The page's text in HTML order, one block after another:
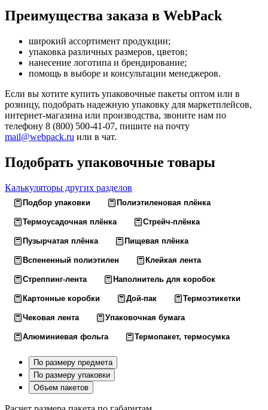
Преимущества заказа в WebPack
широкий ассортимент продукции;
упаковка различных размеров, цветов;
нанесение логотипа и брендирование;
помощь в выборе и консультации менеджеров.
Если вы хотите купить упаковочные пакеты оптом или в
розницу, подобрать надежную упаковку для маркетплейсов,
интернет-магазина или производства, звоните нам по
телефону 8 (800) 500-41-07, пишите на почту
mail@webpack.ru или в чат.
Подобрать упаковочные товары
Калькуляторы других разделов
Подбор упаковки Полиэтиленовая плёнка
Термоусадочная плёнка Стрейч-плёнка
Пузырчатая плёнка Пищевая плёнка
Вспененный полиэтилен Клейкая лента
Стреппинг-лента Наполнитель для коробок
Картонные коробки Дой-пак Термоэтикетки
Чековая лента Упаковочная бумага
Алюминиевая фольга Термопакет, термосумка
По размеру предмета
По размеру упаковки
Объем пакетов